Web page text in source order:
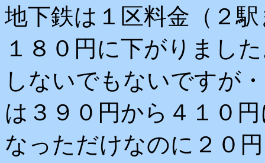
地下鉄は１区料金（２
１８０円に下がりまし
しないでもないですが
は３９０円から４１０
なっただけなのに２０